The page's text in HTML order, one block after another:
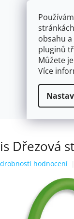
obsahu
pluginů
Můžete
Více
150/100MM
Novaservis
Dřezová
hodnocení